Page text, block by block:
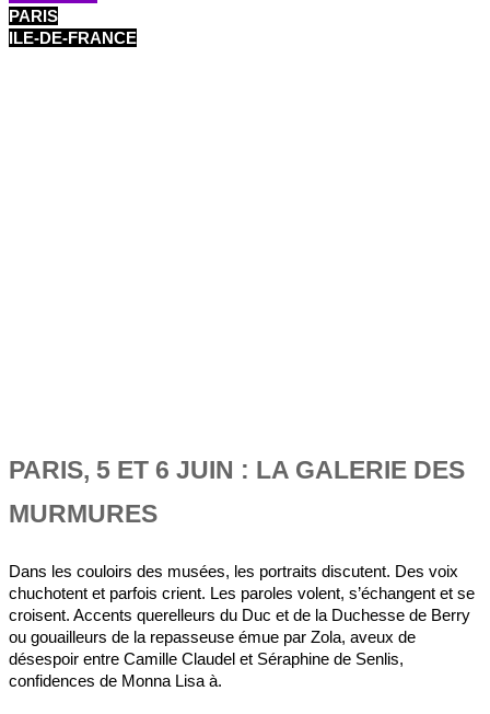
PARIS
ILE-DE-FRANCE
PARIS, 5 ET 6 JUIN : LA GALERIE DES
MURMURES
Dans les couloirs des musées, les portraits discutent. Des voix
chuchotent et parfois crient. Les paroles volent, s’échangent et se
croisent. Accents querelleurs du Duc et de la Duchesse de Berry
ou gouailleurs de la repasseuse émue par Zola, aveux de
désespoir entre Camille Claudel et Séraphine de Senlis,
confidences de Monna Lisa à.